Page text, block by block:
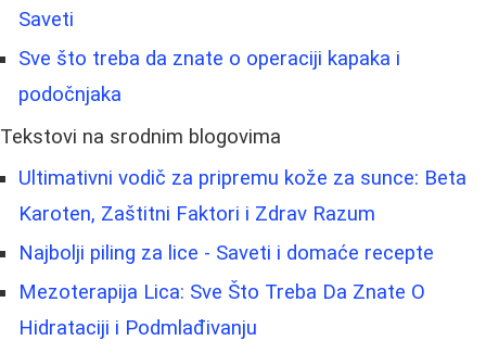
Saveti
Sve što treba da znate o operaciji kapaka i
podočnjaka
Tekstovi na srodnim blogovima
Ultimativni vodič za pripremu kože za sunce: Beta
Karoten, Zaštitni Faktori i Zdrav Razum
Najbolji piling za lice - Saveti i domaće recepte
Mezoterapija Lica: Sve Što Treba Da Znate O
Hidrataciji i Podmlađivanju